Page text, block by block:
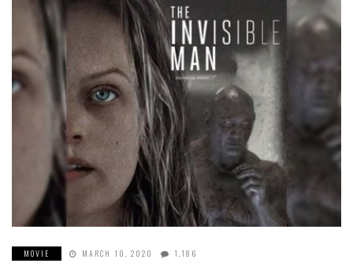
MOVIE MARCH 10, 2020 1,186